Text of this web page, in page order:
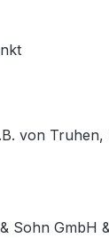
von Truhen,
Sohn GmbH